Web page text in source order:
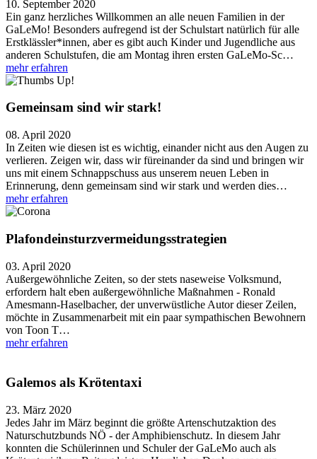
10. September 2020
Ein ganz herzliches Willkommen an alle neuen Familien in der
GaLeMo! Besonders aufregend ist der Schulstart natürlich für alle
Erstklässler*innen, aber es gibt auch Kinder und Jugendliche aus
anderen Schulstufen, die am Montag ihren ersten GaLeMo-Sc…
mehr erfahren
Gemeinsam sind wir stark!
08. April 2020
In Zeiten wie diesen ist es wichtig, einander nicht aus den Augen zu
verlieren. Zeigen wir, dass wir füreinander da sind und bringen wir
uns mit einem Schnappschuss aus unserem neuen Leben in
Erinnerung, denn gemeinsam sind wir stark und werden dies…
mehr erfahren
Plafondeinsturzvermeidungsstrategien
03. April 2020
Außergewöhnliche Zeiten, so der stets naseweise Volksmund,
erfordern halt eben außergewöhnliche Maßnahmen - Ronald
Amesmann-Haselbacher, der unverwüstliche Autor dieser Zeilen,
möchte in Zusammenarbeit mit ein paar sympathischen Bewohnern
von Toon T…
mehr erfahren
Galemos als Krötentaxi
23. März 2020
Jedes Jahr im März beginnt die größte Artenschutzaktion des
Naturschutzbunds NÖ - der Amphibienschutz. In diesem Jahr
konnten die Schülerinnen und Schuler der GaLeMo auch als